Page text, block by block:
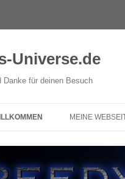
Universe.de
Danke für deinen Besuch
MEINE